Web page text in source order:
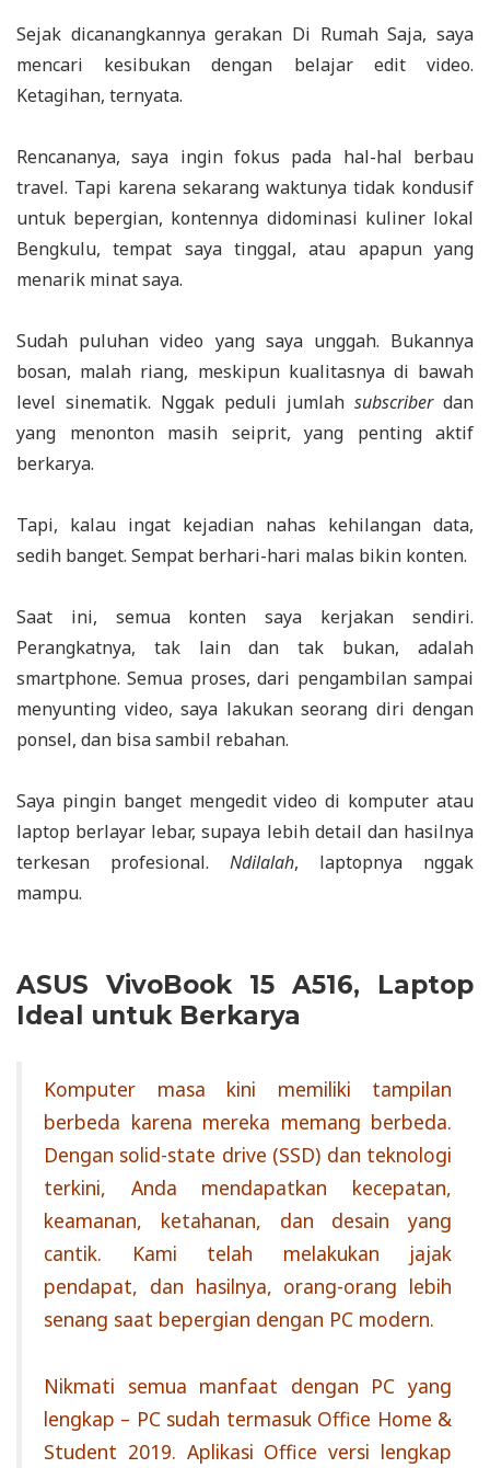
Sejak dicanangkannya gerakan Di Rumah Saja, saya
mencari kesibukan dengan belajar edit video.
Ketagihan, ternyata.
Rencananya, saya ingin fokus pada hal-hal berbau
travel. Tapi karena sekarang waktunya tidak kondusif
untuk bepergian, kontennya didominasi kuliner lokal
Bengkulu, tempat saya tinggal, atau apapun yang
menarik minat saya.
Sudah puluhan video yang saya unggah. Bukannya
bosan, malah riang, meskipun kualitasnya di bawah
level sinematik. Nggak peduli jumlah subscriberdan
yang menonton masih seiprit, yang penting aktif
berkarya.
Tapi, kalau ingat kejadian nahas kehilangan data,
sedih banget. Sempat berhari-hari malas bikin konten.
Saat ini, semua konten saya kerjakan sendiri.
Perangkatnya, tak lain dan tak bukan, adalah
smartphone. Semua proses, dari pengambilan sampai
menyunting video, saya lakukan seorang diri dengan
ponsel, dan bisa sambil rebahan.
Saya pingin banget mengedit video di komputer atau
laptop berlayar lebar, supaya lebih detail dan hasilnya
terkesan profesional. Ndilalah, laptopnya nggak
mampu.
ASUS VivoBook 15 A516, Laptop
Ideal untuk Berkarya
Komputer masa kini memiliki tampilan
berbeda karena mereka memang berbeda.
Dengan solid-state drive (SSD) dan teknologi
terkini, Anda mendapatkan kecepatan,
keamanan, ketahanan, dan desain yang
cantik. Kami telah melakukan jajak
pendapat, dan hasilnya, orang-orang lebih
senang saat bepergian dengan PC modern.
Nikmati semua manfaat dengan PC yang
lengkap – PC sudah termasuk Office Home &
Student 2019. Aplikasi Office versi lengkap